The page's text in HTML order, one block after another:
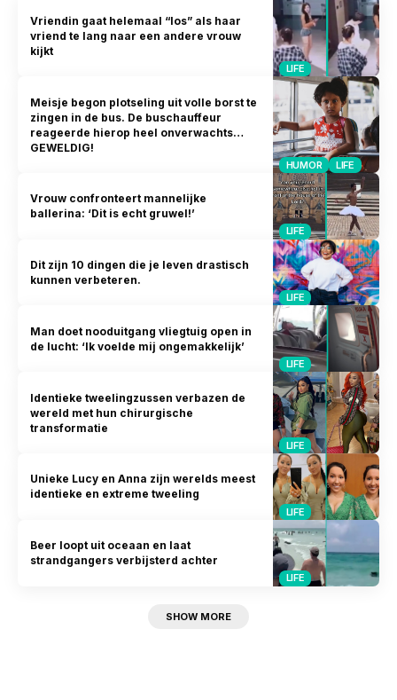
LIFE
Vriendin gaat helemaal “los” als haar
vriend te lang naar een andere vrouw
kijkt
HUMOR LIFE
Meisje begon plotseling uit volle borst te
zingen in de bus. De buschauffeur
reageerde hierop heel onverwachts…
GEWELDIG!
LIFE
Vrouw confronteert mannelijke
ballerina: ‘Dit is echt gruwel!’
LIFE
Dit zijn 10 dingen die je leven drastisch
kunnen verbeteren.
LIFE
Man doet nooduitgang vliegtuig open in
de lucht: ‘Ik voelde mij ongemakkelijk’
LIFE
Identieke tweelingzussen verbazen de
wereld met hun chirurgische
transformatie
LIFE
Unieke Lucy en Anna zijn werelds meest
identieke en extreme tweeling
LIFE
Beer loopt uit oceaan en laat
strandgangers verbijsterd achter
SHOW MORE